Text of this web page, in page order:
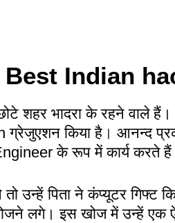
Best Indian
शहर भादरा के रहने वाले
ग्रेजुएशन किया है । आनन्द
के रूप में कार्य करते
उन्हें पिता ने कंप्यूटर गिफ्ट
लगे। इस खोज में उन्हें एक